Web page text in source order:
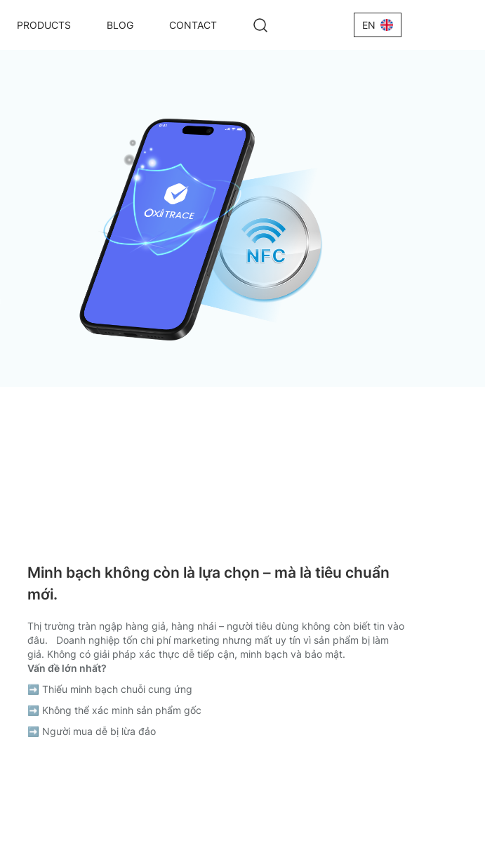
PRODUCTS
Bộ điều khiển điều hoà VRV
Màn hình điều khiển trung tâm
Oxii - High Power Rectangle Switch +IRV
Oxii - Rectangle Switch 4 Gang 2 Wire +
Oxii - Square Switch 4 Gang 2 Wire+IRV
Oxii - High Power Square Switch + IRV
BLOG CONTACT EN
Minh bạch không còn là lựa chọn – mà là tiêu chuẩn
mới.
Thị trường tràn ngập hàng giả, hàng nhái – người tiêu dùng không còn biết tin vào
đâu. Doanh nghiệp tốn chi phí marketing nhưng mất uy tín vì sản phẩm bị làm
giả. Không có giải pháp xác thực dễ tiếp cận, minh bạch và bảo mật.
Vấn đề lớn nhất?
➡️ Thiếu minh bạch chuỗi cung ứng
➡️ Không thể xác minh sản phẩm gốc
➡️ Người mua dễ bị lừa đảo